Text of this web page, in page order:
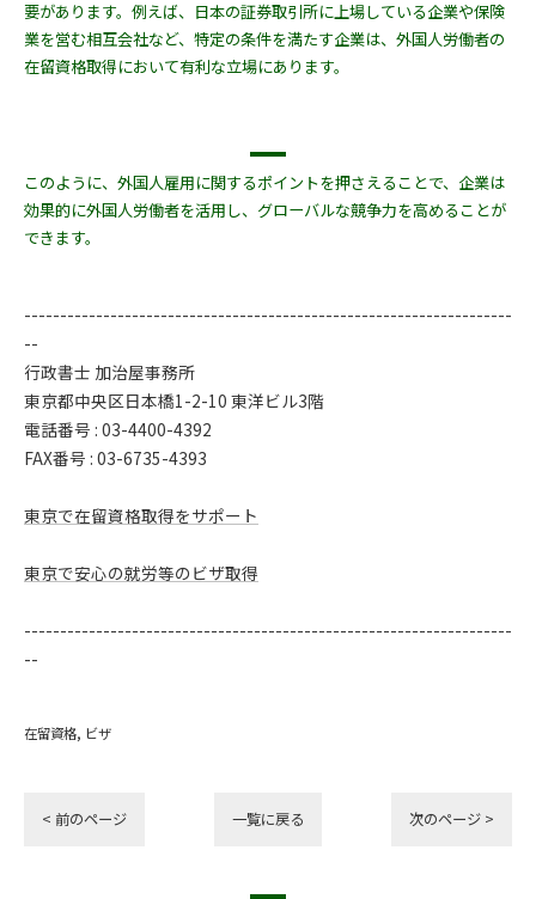
要があります。例えば、日本の証券取引所に上場している企業や保険
業を営む相互会社など、特定の条件を満たす企業は、外国人労働者の
在留資格取得において有利な立場にあります。
このように、外国人雇用に関するポイントを押さえることで、企業は
効果的に外国人労働者を活用し、グローバルな競争力を高めることが
できます。
--------------------------------------------------------------------
--
行政書士 加治屋事務所
東京都中央区日本橋1-2-10 東洋ビル3階
電話番号 : 03-4400-4392
FAX番号 : 03-6735-4393
東京で在留資格取得をサポート
東京で安心の就労等のビザ取得
--------------------------------------------------------------------
--
在留資格 ビザ
< 前のページ 一覧に戻る 次のページ >